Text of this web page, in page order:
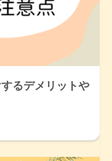
るデメリットや